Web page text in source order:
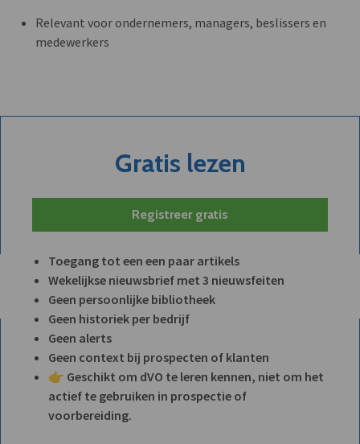
Relevant voor ondernemers, managers, beslissers en
medewerkers
Gratis lezen
Registreer gratis
Toegang tot een een paar artikels
Wekelijkse nieuwsbrief met 3 nieuwsfeiten
Geen persoonlijke bibliotheek
Geen historiek per bedrijf
Geen alerts
Geen context bij prospecten of klanten
👉 Geschikt om dVO te leren kennen, niet om het
actief te gebruiken in prospectie of
voorbereiding.